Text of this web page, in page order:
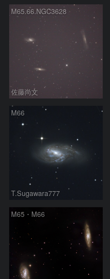
M65.66.NGC3628
佐藤尚文
M66
T.Sugawara777
M65・M66